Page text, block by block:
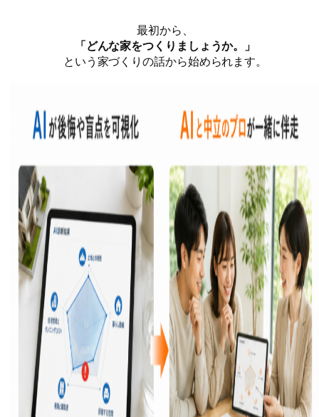
最初から、
「どんな家をつくりましょうか。」
という家づくりの話から始められます。